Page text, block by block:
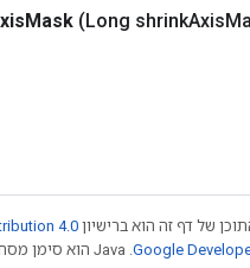
Mask (Long shrinkAxis
של דף זה הוא ברישיון4.0